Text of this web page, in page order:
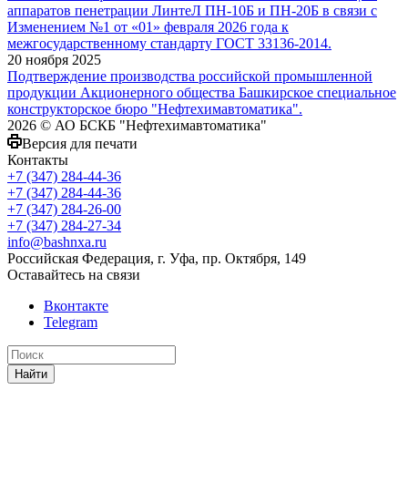
аппаратов пенетрации ЛинтеЛ ПН-10Б и ПН-20Б в связи с
Изменением №1 от «01» февраля 2026 года к
межгосударственному стандарту ГОСТ 33136-2014.
20 ноября 2025
Подтверждение производства российской промышленной
продукции Акционерного общества Башкирское специальное
конструкторское бюро "Нефтехимавтоматика".
2026 © АО БСКБ "Нефтехимавтоматика"
Версия для печати
Контакты
+7 (347) 284-44-36
+7 (347) 284-44-36
+7 (347) 284-26-00
+7 (347) 284-27-34
info@bashnxa.ru
Российская Федерация, г. Уфа, пр. Октября, 149
Оставайтесь на связи
Вконтакте
Telegram
Найти